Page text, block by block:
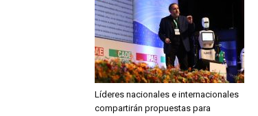
Líderes nacionales e internacionales
compartirán propuestas para